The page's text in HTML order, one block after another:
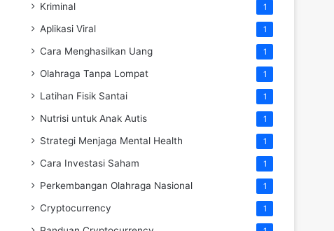
Kriminal 1
Aplikasi Viral 1
Cara Menghasilkan Uang 1
Olahraga Tanpa Lompat 1
Latihan Fisik Santai 1
Nutrisi untuk Anak Autis 1
Strategi Menjaga Mental Health 1
Cara Investasi Saham 1
Perkembangan Olahraga Nasional 1
Cryptocurrency 1